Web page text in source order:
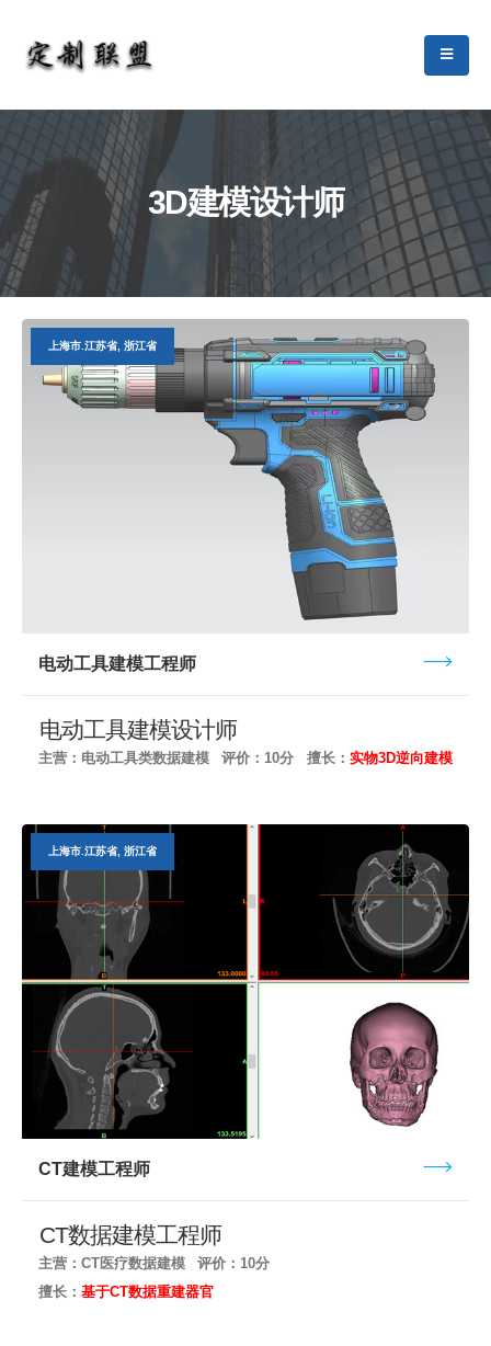
3D建模设计师
电动工具建模设计师
上海市.江苏省, 浙江省
电动工具建模工程师
主营：电动工具类数据建模 评价：10分 擅长： 实物3D逆向建模
CT数据建模工程师
上海市.江苏省, 浙江省
CT建模工程师
主营：CT医疗数据建模
评价：10分
擅长： 基于CT数据重建器官